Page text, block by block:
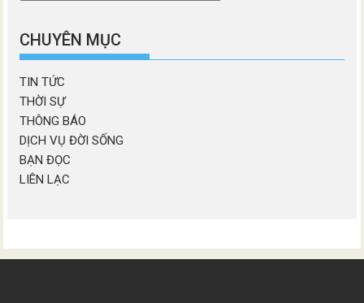
mục
CHUYÊN MỤC
TIN TỨC
THỜI SỰ
THÔNG BÁO
DỊCH VỤ ĐỜI SỐNG
BẠN ĐỌC
LIÊN LẠC